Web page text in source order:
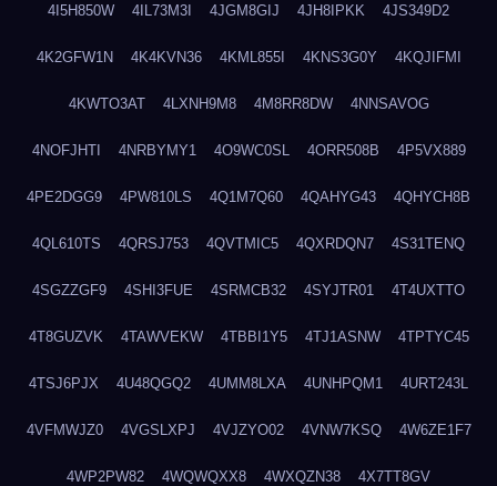
4I5H850W 4IL73M3I 4JGM8GIJ 4JH8IPKK 4JS349D2
4K2GFW1N 4K4KVN36 4KML855I 4KNS3G0Y 4KQJIFMI
4KWTO3AT 4LXNH9M8 4M8RR8DW 4NNSAVOG
4NOFJHTI 4NRBYMY1 4O9WC0SL 4ORR508B 4P5VX889
4PE2DGG9 4PW810LS 4Q1M7Q60 4QAHYG43 4QHYCH8B
4QL610TS 4QRSJ753 4QVTMIC5 4QXRDQN7 4S31TENQ
4SGZZGF9 4SHI3FUE 4SRMCB32 4SYJTR01 4T4UXTTO
4T8GUZVK 4TAWVEKW 4TBBI1Y5 4TJ1ASNW 4TPTYC45
4TSJ6PJX 4U48QGQ2 4UMM8LXA 4UNHPQM1 4URT243L
4VFMWJZ0 4VGSLXPJ 4VJZYO02 4VNW7KSQ 4W6ZE1F7
4WP2PW82 4WQWQXX8 4WXQZN38 4X7TT8GV